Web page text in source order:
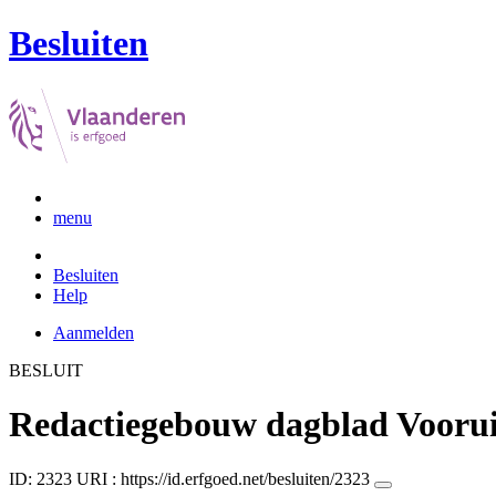
Besluiten
menu
Besluiten
Help
Aanmelden
BESLUIT
Redactiegebouw dagblad
ID: 2323 URI : https://id.erfgoed.net/besluiten/2323